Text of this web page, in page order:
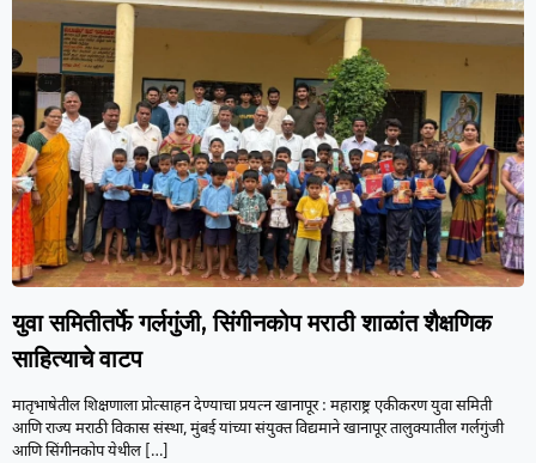
युवा समितीतर्फे गर्लगुंजी, सिंगीनकोप मराठी शाळांत शैक्षणिक
साहित्याचे वाटप
मातृभाषेतील शिक्षणाला प्रोत्साहन देण्याचा प्रयत्न खानापूर : महाराष्ट्र एकीकरण युवा समिती
आणि राज्य मराठी विकास संस्था, मुंबई यांच्या संयुक्त विद्यमाने खानापूर तालुक्यातील गर्लगुंजी
आणि सिंगीनकोप येथील […]